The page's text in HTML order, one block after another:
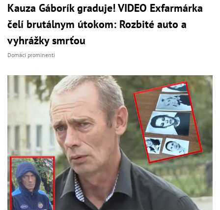
Kauza Gáborík graduje! VIDEO Exfarmárka
čelí brutálnym útokom: Rozbité auto a
vyhrážky smrťou
Domáci prominenti